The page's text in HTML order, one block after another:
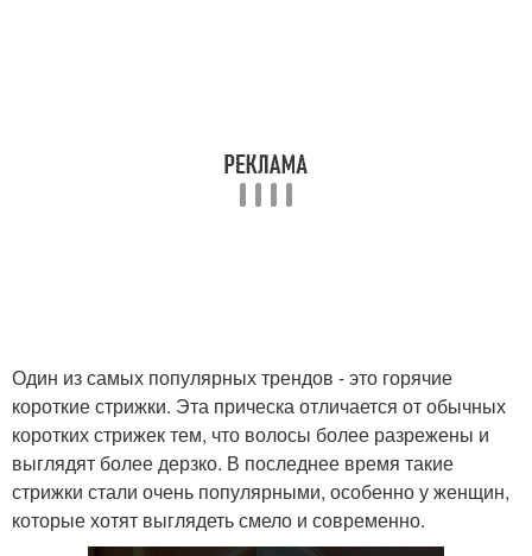
Один из самых популярных трендов - это горячие
короткие стрижки. Эта прическа отличается от обычных
коротких стрижек тем, что волосы более разрежены и
выглядят более дерзко. В последнее время такие
стрижки стали очень популярными, особенно у женщин,
которые хотят выглядеть смело и современно.